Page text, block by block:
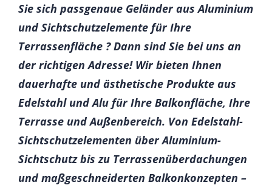
Sie sich passgenaue Geländer aus Aluminium
und Sichtschutzelemente für Ihre
Terrassenfläche ? Dann sind Sie bei uns an
der richtigen Adresse! Wir bieten Ihnen
dauerhafte und ästhetische Produkte aus
Edelstahl und Alu für Ihre Balkonfläche, Ihre
Terrasse und Außenbereich. Von Edelstahl-
Sichtschutzelementen über Aluminium-
Sichtschutz bis zu Terrassenüberdachungen
und maßgeschneiderten Balkonkonzepten –